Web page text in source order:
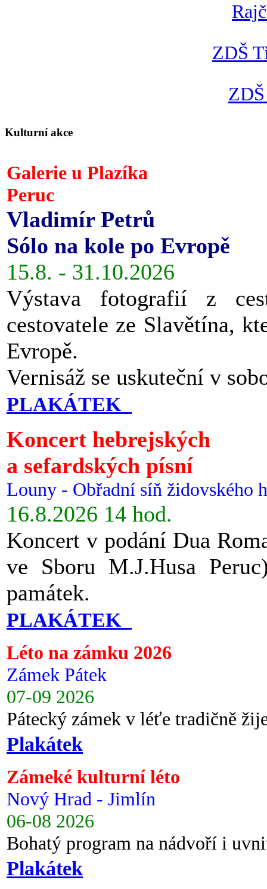
ZDŠ
Kulturní akce
Galerie u Plazíka
Peruc
Vladimír Petrů
Sólo na kole po Evropě
15.8. - 31.10.2026
Výstava fotografií z
cestovatele ze Slavětína,
Evropě.
Vernisáž se uskuteční v
PLAKÁTEK
Koncert hebrejských
a sefardských písní
Louny - Obřadní síň židovského
16.8.2026 14 hod.
Koncert v podání Dua
ve Sboru M.J.Husa
památek.
PLAKÁTEK
Léto na zámku 2026
Zámek Pátek
07-09 2026
Pátecký zámek v léťe tradičně
Plakátek
Zámeké kulturní léto
Nový Hrad - Jimlín
06-08 2026
Bohatý program na nádvoří i
Plakátek